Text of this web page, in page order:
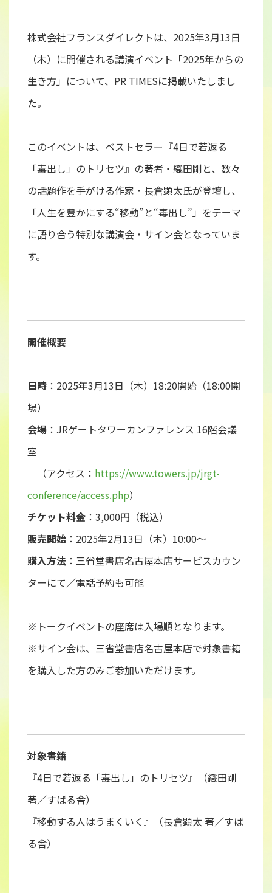
株式会社フランスダイレクトは、2025年3月13日
（木）に開催される講演イベント「2025年からの
生き方」について、PR TIMESに掲載いたしまし
た。
このイベントは、ベストセラー『4日で若返る
「毒出し」のトリセツ』の著者・織田剛と、数々
の話題作を手がける作家・長倉顕太氏が登壇し、
「人生を豊かにする“移動”と“毒出し”」をテーマ
に語り合う特別な講演会・サイン会となっていま
す。
開催概要
日時 ：2025年3月13日（木）18:20開始（18:00開
場）
会場 ：JRゲートタワーカンファレンス 16階会議
室
（アクセス： https://www.towers.jp/jrgt-
conference/access.php）
チケット料金 ：3,000円（税込）
販売開始 ：2025年2月13日（木）10:00〜
購入方法 ：三省堂書店名古屋本店サービスカウン
ターにて／電話予約も可能
※トークイベントの座席は入場順となります。
※サイン会は、三省堂書店名古屋本店で対象書籍
を購入した方のみご参加いただけます。
対象書籍
『4日で若返る「毒出し」のトリセツ』（織田剛
著／すばる舎）
『移動する人はうまくいく』（長倉顕太 著／すば
る舎）